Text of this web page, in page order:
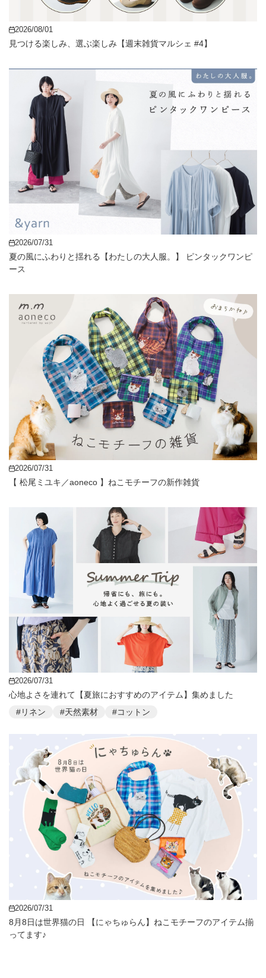
2026/08/01
見つける楽しみ、選ぶ楽しみ【週末雑貨マルシェ #4】
2026/07/31
夏の風にふわりと揺れる【わたしの大人服。】 ピンタックワンピ
ース
2026/07/31
【 松尾ミユキ／aoneco 】ねこモチーフの新作雑貨
2026/07/31
心地よさを連れて【夏旅におすすめのアイテム】集めました
#リネン
#天然素材 #コットン
2026/07/31
8月8日は世界猫の日 【にゃちゅらん】ねこモチーフのアイテム揃
ってます♪